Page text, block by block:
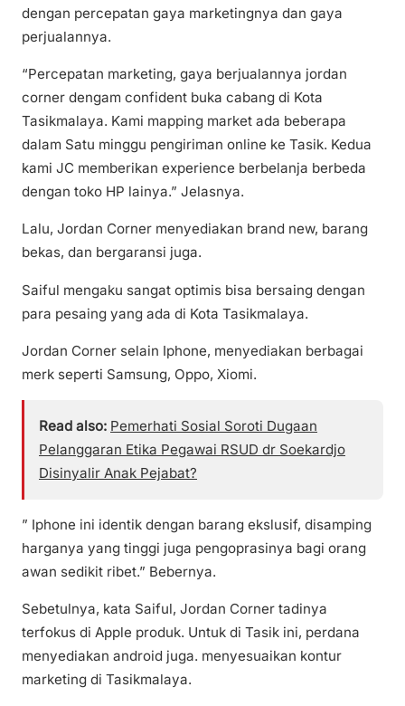
dengan percepatan gaya marketingnya dan gaya
perjualannya.
“Percepatan marketing, gaya berjualannya jordan
corner dengam confident buka cabang di Kota
Tasikmalaya. Kami mapping market ada beberapa
dalam Satu minggu pengiriman online ke Tasik. Kedua
kami JC memberikan experience berbelanja berbeda
dengan toko HP lainya.” Jelasnya.
Lalu, Jordan Corner menyediakan brand new, barang
bekas, dan bergaransi juga.
Saiful mengaku sangat optimis bisa bersaing dengan
para pesaing yang ada di Kota Tasikmalaya.
Jordan Corner selain Iphone, menyediakan berbagai
merk seperti Samsung, Oppo, Xiomi.
Read also: Pemerhati Sosial Soroti Dugaan
Pelanggaran Etika Pegawai RSUD dr Soekardjo
Disinyalir Anak Pejabat?
” Iphone ini identik dengan barang ekslusif, disamping
harganya yang tinggi juga pengoprasinya bagi orang
awan sedikit ribet.” Bebernya.
Sebetulnya, kata Saiful, Jordan Corner tadinya
terfokus di Apple produk. Untuk di Tasik ini, perdana
menyediakan android juga. menyesuaikan kontur
marketing di Tasikmalaya.